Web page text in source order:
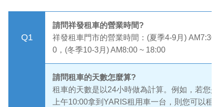
Q1
請問祥發租車的營業時間?
祥發租車門市的營業時間：(夏季4-9月) AM7:30
0，(冬季10-3月) AM8:00 ~ 18:00
請問租車的天數怎麼算?
租車的天數是以24小時做為計算。例如，若您
上午10:00拿到YARIS租用車一台，則您可以租